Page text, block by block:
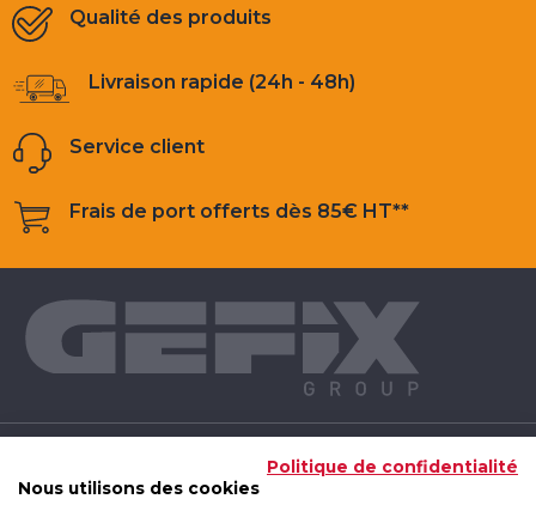
Qualité des produits
Livraison rapide (24h - 48h)
Service client
Frais de port offerts dès 85€ HT**
Politique de confidentialité
Nous utilisons des cookies